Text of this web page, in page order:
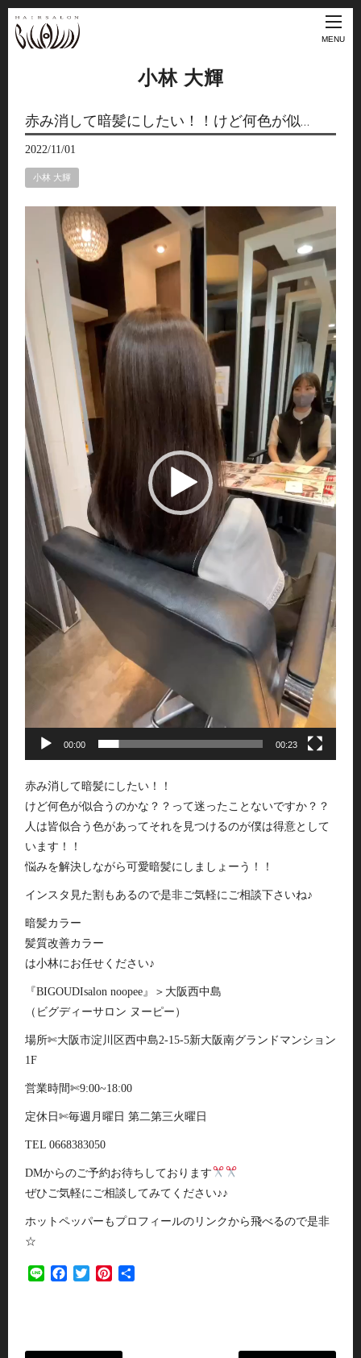
MENU
小林 大輝
赤み消して暗髪にしたい！！けど何色が似…
2022/11/01
小林 大輝
ヤ
ー
00:00 00:23
赤み消して暗髪にしたい！！
けど何色が似合うのかな？？って迷ったことないですか？？
人は皆似合う色があってそれを見つけるのが僕は得意として
います！！
悩みを解決しながら可愛暗髪にしましょーう！！
インスタ見た割もあるので是非ご気軽にご相談下さいね♪
暗髪カラー
髪質改善カラー
は小林にお任せください♪
『BIGOUDIsalon noopee』＞大阪西中島
（ビグディーサロン ヌーピー）
場所✄大阪市淀川区西中島2-15-5新大阪南グランドマンション
1F
営業時間✄9:00~18:00
定休日✄毎週月曜日 第二第三火曜日
TEL 0668383050
DMからのご予約お待ちしております
ぜひご気軽にご相談してみてください♪♪
ホットペッパーもプロフィールのリンクから飛べるので是非
☆
Line FacebookTwitterPinterest